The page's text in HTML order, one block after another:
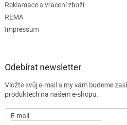
Reklamace a vracení zboží
REMA
Impressum
Odebírat newsletter
Vložte svůj e-mail a my vám budeme
produktech na našem e-shopu.
E-mail